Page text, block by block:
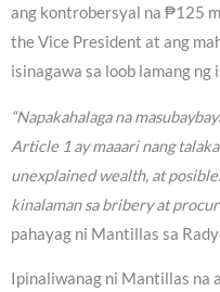
ang kontrobersyal na ₱125
the Vice President at ang
isinagawa sa loob lamang ng
“Napakahalaga na
Article 1 ay maaari nang
unexplained wealth, at
kinalaman sa bribery at
pahayag ni Mantillas sa
Ipinaliwanag ni Mantillas na